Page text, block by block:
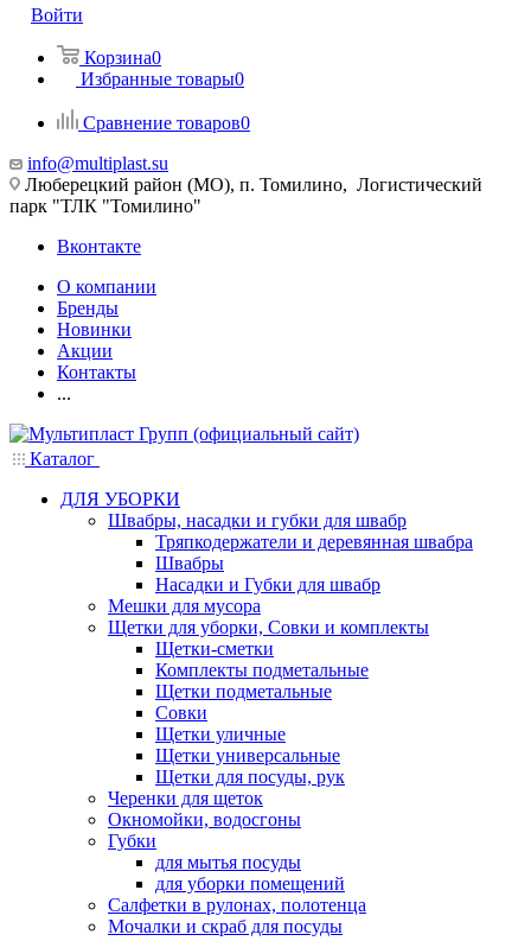
Войти
Корзина0
Избранные товары0
Сравнение товаров0
info@multiplast.su
Люберецкий район (МО), п. Томилино, Логистический
парк "ТЛК "Томилино"
Вконтакте
О компании
Бренды
Новинки
Акции
Контакты
...
Каталог
ДЛЯ УБОРКИ
Швабры, насадки и губки для швабр
Тряпкодержатели и деревянная швабра
Швабры
Насадки и Губки для швабр
Мешки для мусора
Щетки для уборки, Совки и комплекты
Щетки-сметки
Комплекты подметальные
Щетки подметальные
Совки
Щетки уличные
Щетки универсальные
Щетки для посуды, рук
Черенки для щеток
Окномойки, водосгоны
Губки
для мытья посуды
для уборки помещений
Салфетки в рулонах, полотенца
Мочалки и скраб для посуды